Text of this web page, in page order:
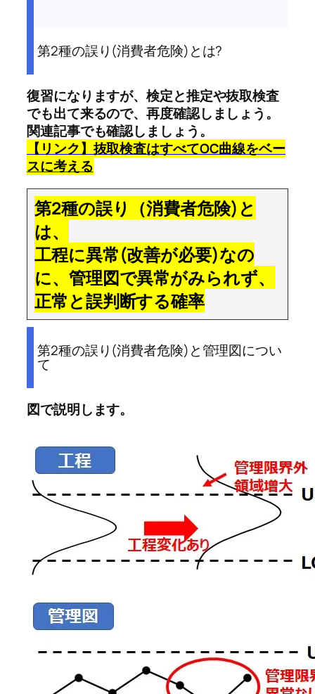
第2種の誤り(消費者危険)とは?
復習になりますが、検定と推定や抜取検査
でも出て来るので、再度確認しましょう。
関連記事でも確認しましょう。
【リンク】抜取検査はすべてOC曲線をベー
スに考える
第2種の誤り（消費者危険)と
は、
工程に異常(改善が必要)なの
に、管理図で異常がみられず、
正常と誤判断する確率
第2種の誤り(消費者危険)と管理図につい
て
図で説明します。